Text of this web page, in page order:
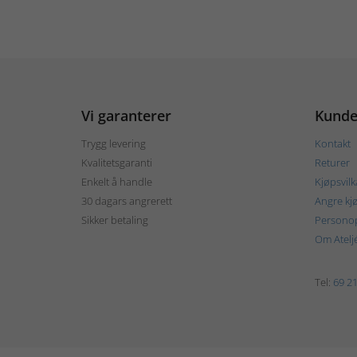
Vi garanterer
Trygg levering
Kvalitetsgaranti
Enkelt å handle
30 dagars angrerett
Sikker betaling
Kontakt
Returer
Angre
Om
Tel: 69